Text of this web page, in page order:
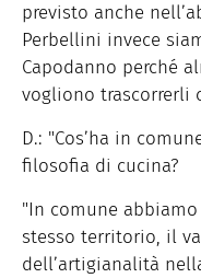
previsto anche
Perbellini invece
Capodanno perché
vogliono trascorrerli
D.: "Cos’ha in
filosofia di cucina?
"In comune
stesso territorio, il
dell’artigianalità